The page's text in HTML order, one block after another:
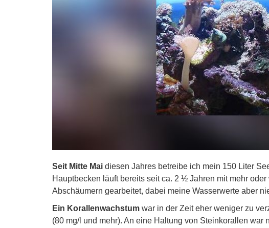
Seit Mitte Mai diesen Jahres betreibe ich mein 150 Liter
Hauptbecken läuft bereits seit ca. 2 ½ Jahren mit mehr
Abschäumern gearbeitet, dabei meine Wasserwerte aber
Ein Korallenwachstum war in der Zeit eher weniger zu
(80 mg/l und mehr). An eine Haltung von Steinkorallen war